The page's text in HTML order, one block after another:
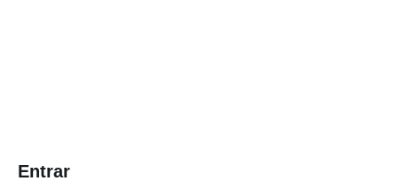
Entrar